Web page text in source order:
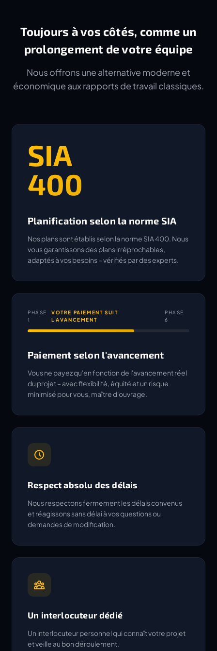
Toujours à vos côtés, comme un
prolongement de votre équipe
Nous offrons une alternative moderne et
économique aux rapports de travail classiques.
SIA
400
Planification selon la norme SIA
Nos plans sont établis selon la norme SIA 400. Nous
vous garantissons des plans irréprochables,
adaptés à vos besoins – vérifiés par des experts.
PHASE
1
VOTRE PAIEMENT SUIT
L'AVANCEMENT
PHASE
6
Paiement selon l'avancement
Vous ne payez qu'en fonction de l'avancement réel
du projet – avec flexibilité, équité et un risque
minimisé pour vous, maître d'ouvrage.
Respect absolu des délais
Nous respectons fermement les délais convenus
et réagissons sans délai à vos questions ou
demandes de modification.
Un interlocuteur dédié
Un interlocuteur personnel qui connaît votre projet
et veille au bon déroulement.